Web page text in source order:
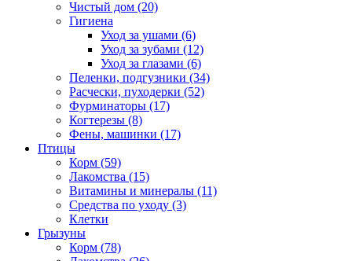
Чистый дом (20)
Гигиена
Уход за ушами (6)
Уход за зубами (12)
Уход за глазами (6)
Пеленки, подгузники (34)
Расчески, пуходерки (52)
Фурминаторы (17)
Когтерезы (8)
Фены, машинки (17)
Птицы
Корм (59)
Лакомства (15)
Витамины и минералы (11)
Средства по уходу (3)
Клетки
Грызуны
Корм (78)